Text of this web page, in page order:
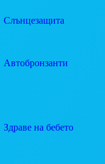
Слънцезащита
Автобронзанти
Здраве на бебето